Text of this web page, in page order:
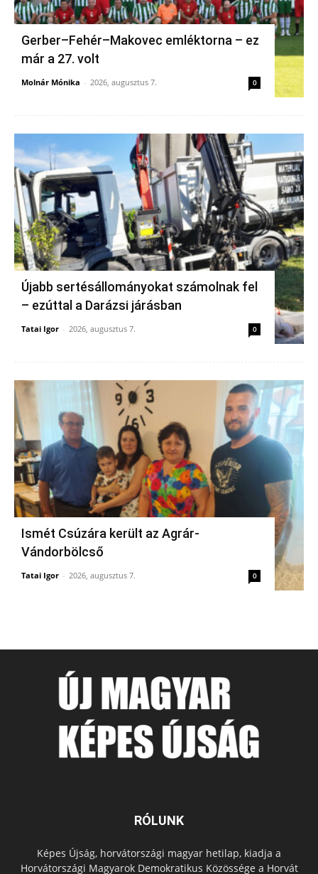
Gerber–Fehér–Makovec emléktorna – ez
már a 27. volt
Molnár Mónika - 2026, augusztus 7. 0
Újabb sertésállományokat számolnak fel
– ezúttal a Darázsi járásban
Tatai Igor - 2026, augusztus 7. 0
Ismét Csúzára került az Agrár-
Vándorbölcső
Tatai Igor - 2026, augusztus 7. 0
RÓLUNK
Képes Újság, horvátországi magyar hetilap, kiadja a
Horvátországi Magyarok Demokratikus Közössége a Horvát